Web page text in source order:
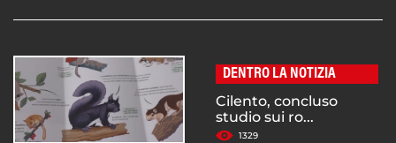
DENTRO LA NOTIZIA
Cilento, concluso
studio sui ro...
1329